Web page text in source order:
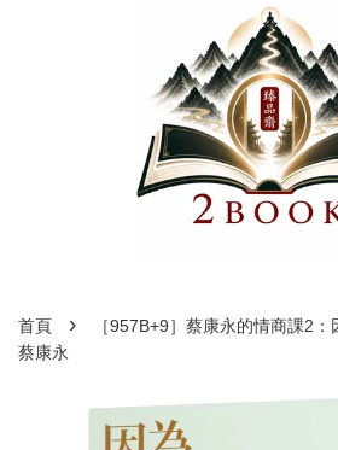
首頁 ›
［957B+9］蔡康永的情商課2：
蔡康永